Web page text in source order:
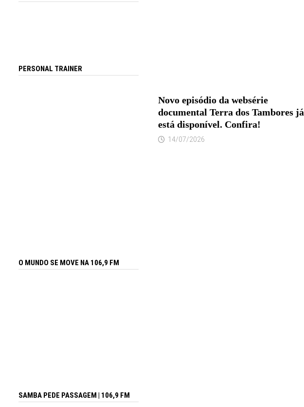
Novo episódio da websérie
documental Terra dos Tambores já
está disponível. Confira!
14/07/2026
PERSONAL TRAINER
O MUNDO SE MOVE NA 106,9 FM
SAMBA PEDE PASSAGEM | 106,9 FM